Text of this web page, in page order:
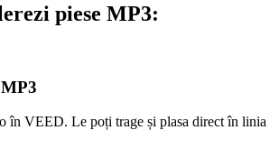
piese MP3:
în VEED. Le poți trage și plasa direct în linia